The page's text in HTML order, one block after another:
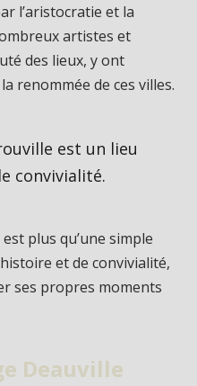
l’aristocratie et la
artistes et
des lieux, y ont
renommée de ces villes.
est un lieu
convivialité.
plus qu’une simple
et de convivialité,
ses propres moments
Deauville